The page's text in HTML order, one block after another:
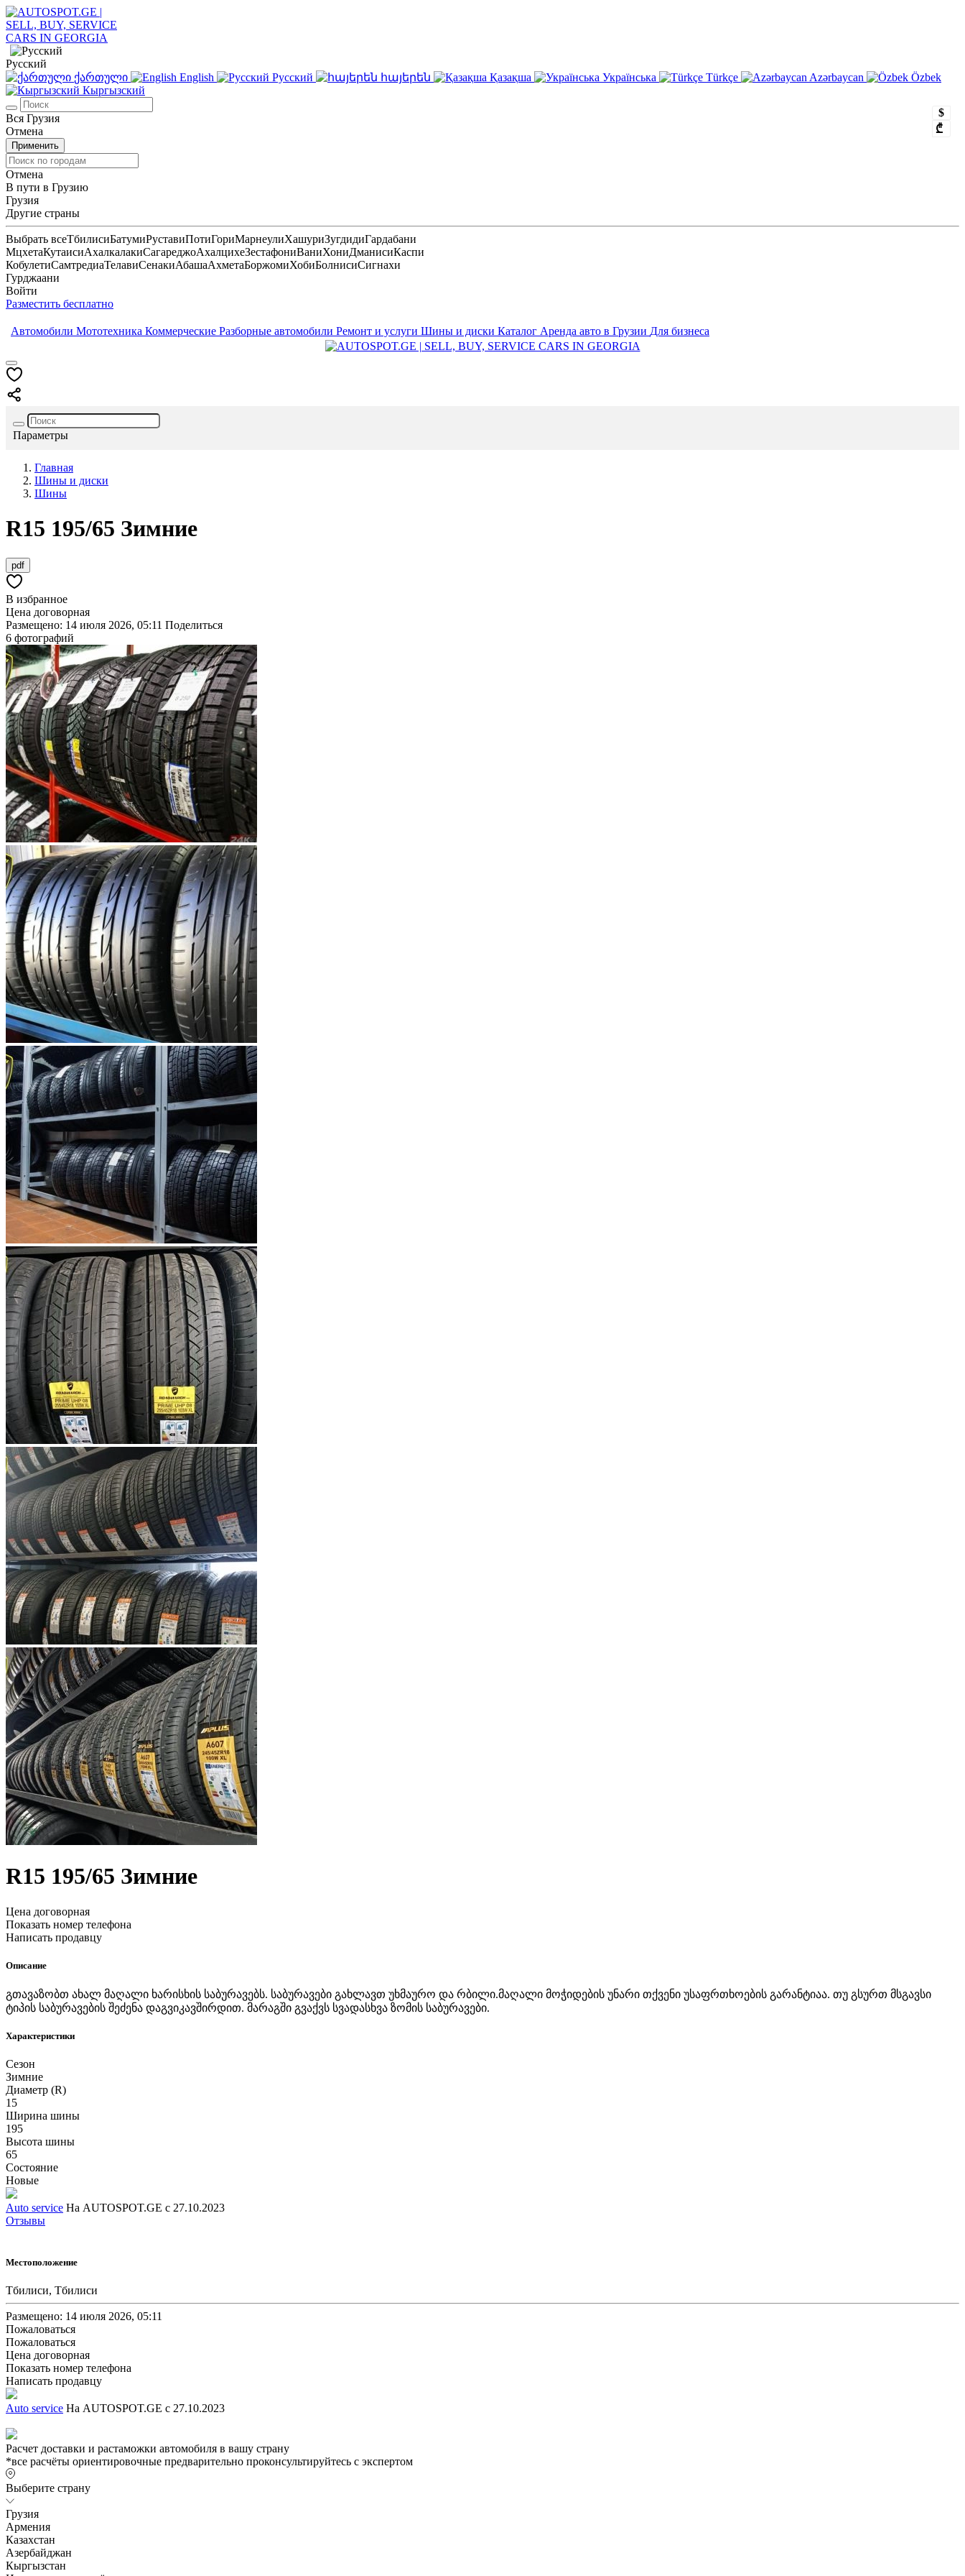
Русский
ქართული
English Русский հայերեն Қазақша Українська Türkçe Azərbaycan
Özbek
Кыргызский
$
₾
Вся Грузия
Отмена
Применить
Отмена
В пути в Грузию
Грузия
Другие страны
Выбрать всеТбилисиБатумиРуставиПотиГориМарнеулиХашуриЗугдидиГардабани
МцхетаКутаисиАхалкалакиСагареджоАхалцихеЗестафониВаниХониДманисиКаспи
КобулетиСамтредиаТелавиСенакиАбашаАхметаБоржомиХобиБолнисиСигнахи
Гурджаани
Войти
Разместить бесплатно
Автомобили Мототехника Коммерческие Разборные автомобили Ремонт и услуги Шины и диски Каталог Аренда авто в Грузии Для бизнеса
Параметры
Главная
Шины и диски
Шины
R15 195/65 Зимние
pdf
В избранное
Цена договорная
Размещено: 14 июля 2026, 05:11 Поделиться
6 фотографий
R15 195/65 Зимние
Цена договорная
Показать номер телефона
Написать продавцу
Описание
გთავაზობთ ახალ მაღალი ხარისხის საბურავებს. საბურავები გახლავთ უხმაურო და რბილი.მაღალი მოჭიდების უნარი თქვენი უსაფრთხოების გარანტიაა. თუ გსურთ მსგავსი
ტიპის საბურავების შეძენა დაგვიკავშირდით. მარაგში გვაქვს სვადასხვა ზომის საბურავები.
Характеристики
Сезон
Зимние
Диаметр (R)
15
Ширина шины
195
Высота шины
65
Состояние
Новые
Auto service На AUTOSPOT.GE с 27.10.2023
Отзывы
Местоположение
Тбилиси, Тбилиси
Размещено: 14 июля 2026, 05:11
Пожаловаться
Пожаловаться
Цена договорная
Показать номер телефона
Написать продавцу
Auto service На AUTOSPOT.GE с 27.10.2023
Расчет доставки и растаможки автомобиля в вашу страну
*все расчёты ориентировочные предварительно проконсультируйтесь с экспертом
Выберите страну
Грузия
Армения
Казахстан
Азербайджан
Кыргызстан